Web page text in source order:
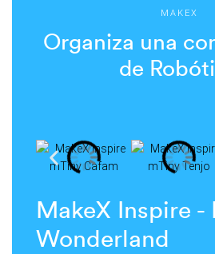
MAKEX
Organiza una
de
MakeX Inspire -
Wonderland